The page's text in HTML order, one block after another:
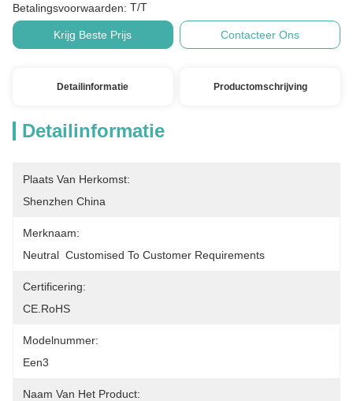
Betalingsvoorwaarden: T/T
Krijg Beste Prijs Contacteer Ons
Detailinformatie Productomschrijving
Detailinformatie
Plaats Van Herkomst:
Shenzhen China
Merknaam:
Neutral  Customised To Customer Requirements
Certificering:
CE.RoHS
Modelnummer:
Een3
Naam Van Het Product: